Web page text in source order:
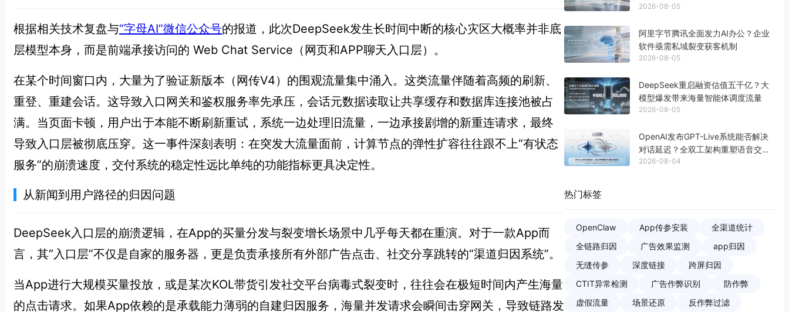
根据相关技术复盘与“字母AI”微信公众号的报道，此次DeepSeek发生长时间中断的核心灾区大概率并非底
层模型本身，而是前端承接访问的 Web Chat Service（网页和APP聊天入口层）。
在某个时间窗口内，大量为了验证新版本（网传V4）的围观流量集中涌入。这类流量伴随着高频的刷新、
重登、重建会话。这导致入口网关和鉴权服务率先承压，会话元数据读取让共享缓存和数据库连接池被占
满。当页面卡顿，用户出于本能不断刷新重试，系统一边处理旧流量，一边承接剧增的新重连请求，最终
导致入口层被彻底压穿。这一事件深刻表明：在突发大流量面前，计算节点的弹性扩容往往跟不上“有状态
服务”的崩溃速度，交付系统的稳定性远比单纯的功能指标更具决定性。
从新闻到用户路径的归因问题
DeepSeek入口层的崩溃逻辑，在App的买量分发与裂变增长场景中几乎每天都在重演。对于一款App而
言，其“入口层”不仅是自家的服务器，更是负责承接所有外部广告点击、社交分享跳转的“渠道归因系统”。
当App进行大规模买量投放，或是某次KOL带货引发社交平台病毒式裂变时，往往会在极短时间内产生海量
的点击请求。如果App依赖的是承载能力薄弱的自建归因服务，海量并发请求会瞬间击穿网关，导致链路发
2026-08-05
阿里字节腾讯全面发力AI办公？企业
软件亟需私域裂变获客机制
2026-08-05
DeepSeek重启融资估值五千亿？大
模型爆发带来海量智能体调度流量
2026-08-05
OpenAI发布GPT-Live系统能否解决
对话延迟？全双工架构重塑语音交互
生态
2026-08-04
热门标签
OpenClaw App传参安装
全渠道统计
全链路归因
广告效果监测
app归因
无缝传参
深度链接
跨屏归因
CTIT异常检测
广告作弊识别
防作弊
虚假流量
场景还原
反作弊过滤